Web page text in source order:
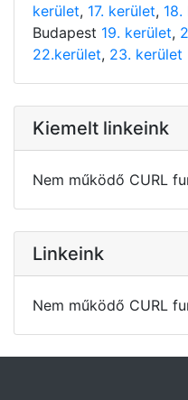
kerület, 17. kerület,
Budapest 19. kerület,
22.kerület, 23. kerület
Kiemelt linkeink
Nem működő CURL
Linkeink
Nem működő CURL